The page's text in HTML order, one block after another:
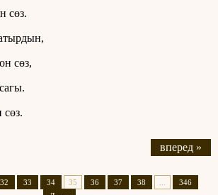
сөз.
сөз,
вперед »
32 33 34 35 36 37 38
346